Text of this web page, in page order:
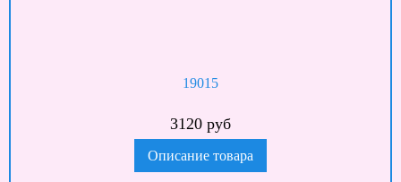
19015
3120 руб
Описание товара